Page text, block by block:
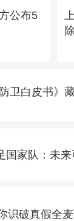
公布5
卫白皮书》
国家队：未来
识破真假全